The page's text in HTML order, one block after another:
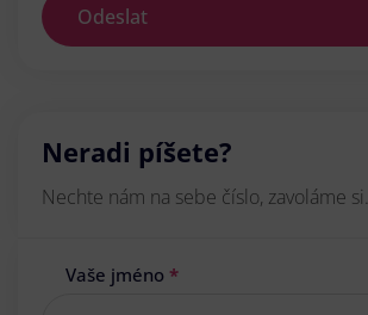
Odeslat
Neradi píšete?
Nechte nám na sebe číslo, zavoláme si.
Vaše jméno *